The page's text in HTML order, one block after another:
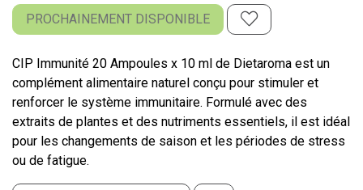
PROCHAINEMENT DISPONIBLE
CIP Immunité 20 Ampoules x 10 ml de Dietaroma est un
complément alimentaire naturel conçu pour stimuler et
renforcer le système immunitaire. Formulé avec des
extraits de plantes et des nutriments essentiels, il est idéal
pour les changements de saison et les périodes de stress
ou de fatigue.